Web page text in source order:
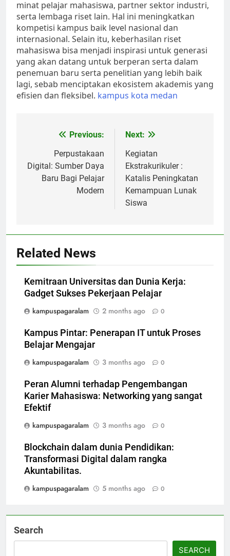
minat pelajar mahasiswa, partner sektor industri,
serta lembaga riset lain. Hal ini meningkatkan
kompetisi kampus baik level nasional dan
internasional. Selain itu, keberhasilan riset
mahasiswa bisa menjadi inspirasi untuk generasi
yang akan datang untuk berperan serta dalam
penemuan baru serta penelitian yang lebih baik
lagi, sebab menciptakan ekosistem akademis yang
efisien dan fleksibel. kampus kota medan
navigation
Previous:
Perpustakaan
Digital: Sumber Daya
Baru Bagi Pelajar
Modern
Next:
Kegiatan
Ekstrakurikuler :
Katalis Peningkatan
Kemampuan Lunak
Siswa
Related News
Kemitraan Universitas dan Dunia Kerja:
Gadget Sukses Pekerjaan Pelajar
kampuspagaralam
2 months ago 0
Kampus Pintar: Penerapan IT untuk Proses
Belajar Mengajar
kampuspagaralam
3 months ago 0
Peran Alumni terhadap Pengembangan
Karier Mahasiswa: Networking yang sangat
Efektif
kampuspagaralam
3 months ago 0
Blockchain dalam dunia Pendidikan:
Transformasi Digital dalam rangka
Akuntabilitas.
kampuspagaralam
5 months ago 0
Search
SEARCH